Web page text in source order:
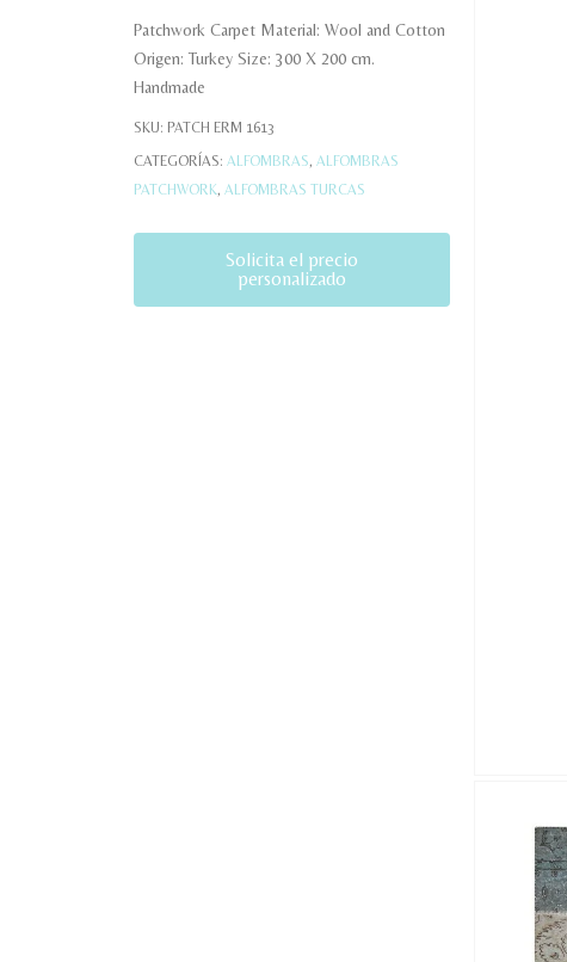
Patchwork Carpet Material: Wool and Cotton
Origen: Turkey Size: 300 X 200 cm.
Handmade
SKU: PATCH ERM 1613
CATEGORÍAS: ALFOMBRAS, ALFOMBRAS
PATCHWORK, ALFOMBRAS TURCAS
Solicita el precio
personalizado